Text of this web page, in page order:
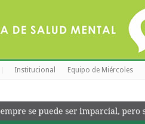
Institucional Equipo de Miércoles